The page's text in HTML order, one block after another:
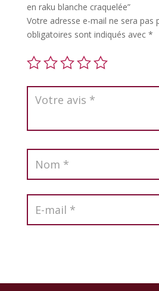
en raku blanche craquelée”
Votre adresse e-mail ne sera pas
obligatoires sont indiqués avec *